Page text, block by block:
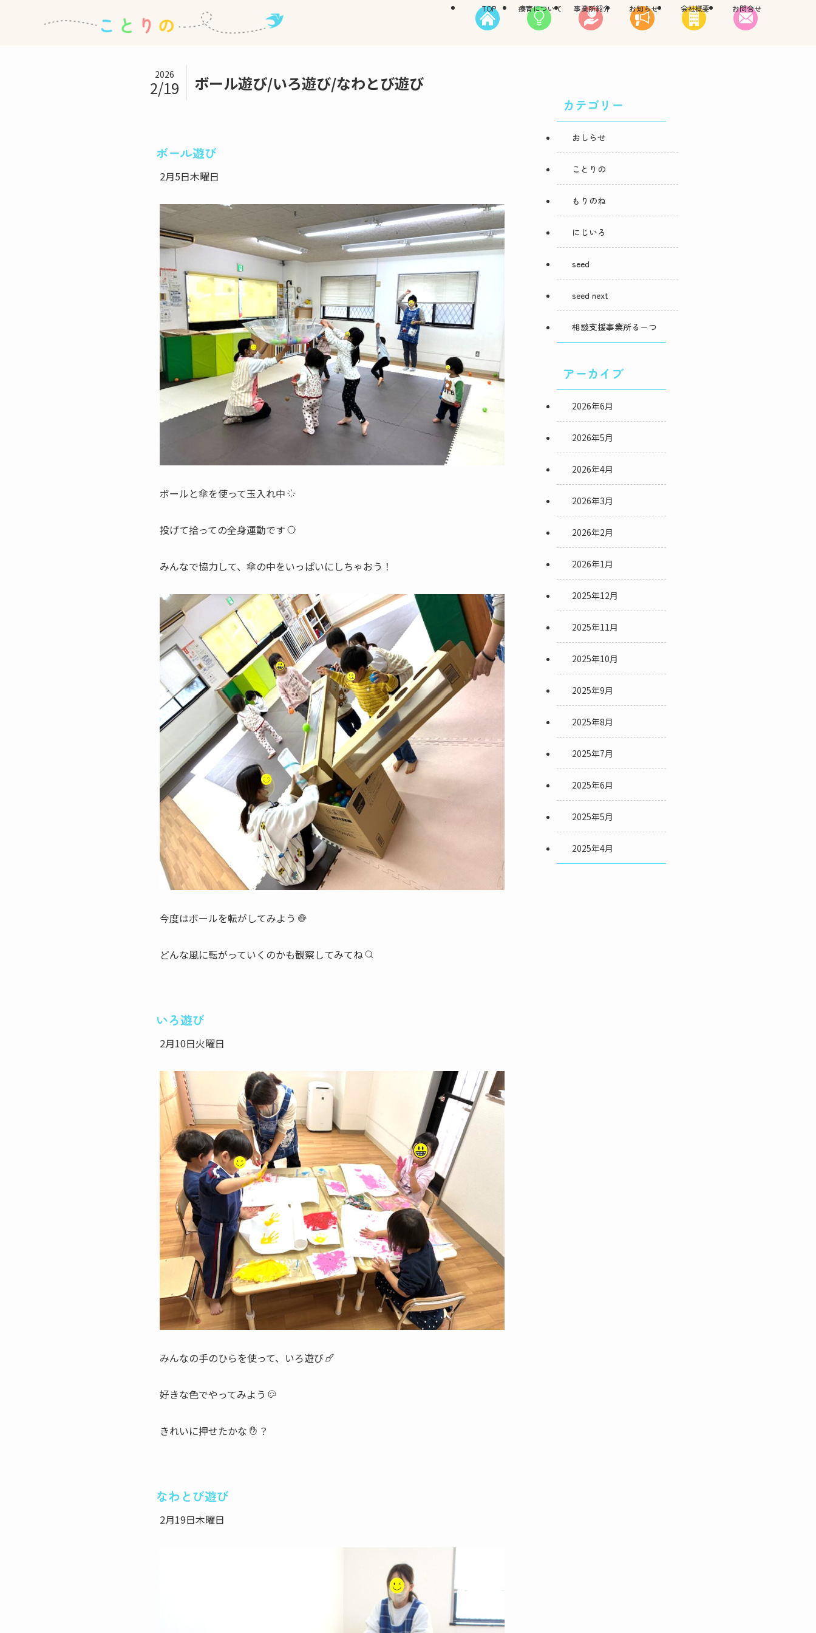
TOP 療育について 事業所紹介 お知らせ 会社概要 お問合せ
ボール遊び/いろ遊び/なわとび遊び
2026
2/19
ボール遊び
2月5日木曜日
ボールと傘を使って玉入れ中
投げて拾っての全身運動です
みんなで協力して、傘の中をいっぱいにしちゃおう！
今度はボールを転がしてみよう
どんな風に転がっていくのかも観察してみてね
いろ遊び
2月10日火曜日
みんなの手のひらを使って、いろ遊び
好きな色でやってみよう
きれいに押せたかな ？
なわとび遊び
2月19日木曜日
カテゴリー
おしらせ
ことりの
もりのね
にじいろ
seed
seed next
相談支援事業所るーつ
アーカイブ
2026年6月
2026年5月
2026年4月
2026年3月
2026年2月
2026年1月
2025年12月
2025年11月
2025年10月
2025年9月
2025年8月
2025年7月
2025年6月
2025年5月
2025年4月